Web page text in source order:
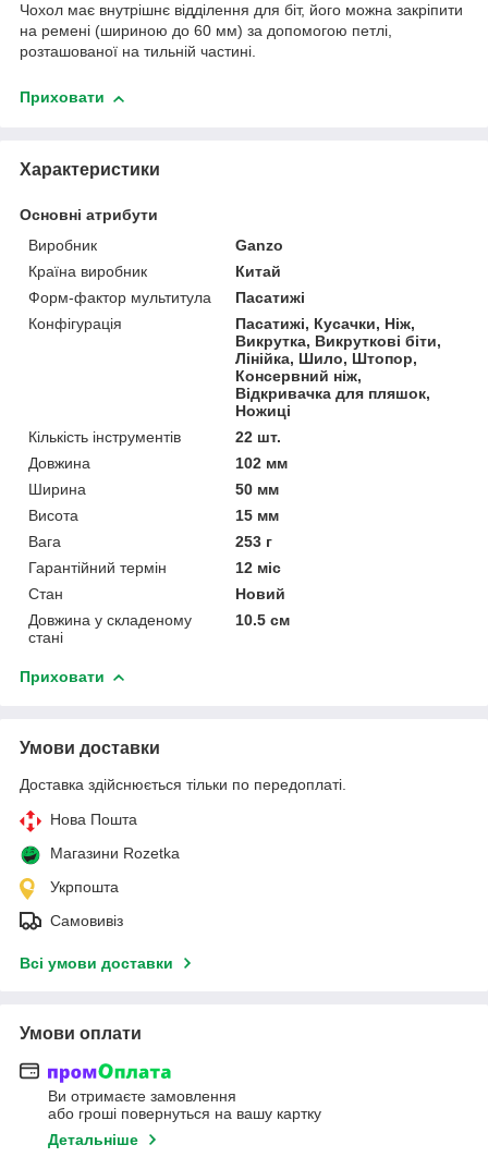
Чохол має внутрішнє відділення для біт, його можна закріпити
на ремені (шириною до 60 мм) за допомогою петлі,
розташованої на тильній частині.
Приховати
Характеристики
Основні атрибути
Виробник
Ganzo
Країна виробник
Китай
Форм-фактор мультитула
Пасатижі
Конфігурація
Пасатижі, Кусачки, Ніж,
Викрутка, Викруткові біти,
Лінійка, Шило, Штопор,
Консервний ніж,
Відкривачка для пляшок,
Ножиці
Кількість інструментів
22 шт.
Довжина
102 мм
Ширина
50 мм
Висота
15 мм
Вага
253 г
Гарантійний термін
12 міс
Стан
Новий
Довжина у складеному
стані
10.5 см
Приховати
Умови доставки
Доставка здійснюється тільки по передоплаті.
Нова Пошта
Магазини Rozetka
Укрпошта
Самовивіз
Всі умови доставки
Умови оплати
Ви отримаєте замовлення
або гроші повернуться на вашу картку
Детальніше